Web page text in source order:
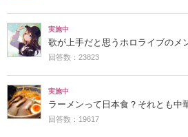
実施中
歌が上手だと思うホロライブのメ
回答数：23823
実施中
ラーメンって日本食？それとも中
回答数：19617